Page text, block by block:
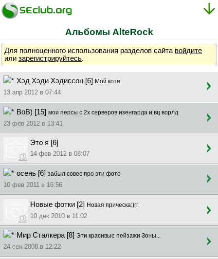
Альбомы AlteRock
Для полноценного использования разделов сайта войдите
или зарегистрируйтесь.
Хэд Хэди Хэдиссон [6] Мой котя
13 апр 2012 в 07:44
ВоВ) [15] мои персы с 2х серверов изенгарда и вц ворлд
23 фев 2012 в 13:41
Это я [6]
14 фев 2012 в 08:07
осень [6] забыл совес про эти фото
10 фев 2011 в 16:56
Новые фотки [2] Новая прическа:)гг
10 дек 2010 в 11:02
Мир Сталкера [8] Эти красивые пейзажи Зоны...
24 сен 2008 в 12:22